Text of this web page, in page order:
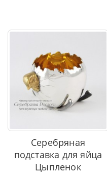
Серебряная
подставка для яйца
Цыпленок